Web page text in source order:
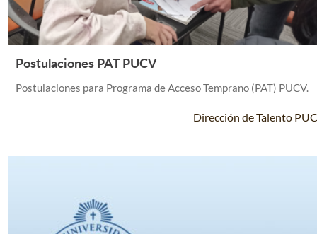
Postulaciones PAT PUCV
Postulaciones para Programa de Acceso Temprano (PAT) PUCV.
Dirección de Talento